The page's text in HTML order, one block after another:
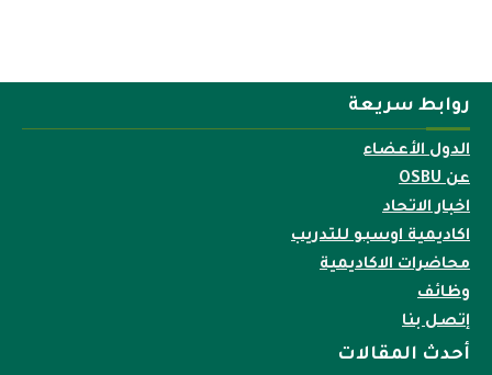
روابط سريعة
الدول الأعضاء
عن OSBU
اخبار الاتحاد
اكاديمية اوسبو للتدريب
محاضرات الاكاديمية
وظائف
إتصل بنا
أحدث المقالات